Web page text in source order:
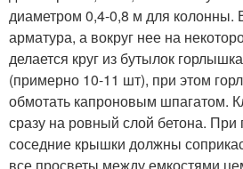
диаметром 0,4-0,8 м для колонны.
арматура, а вокруг нее на
делается круг из бутылок
(примерно 10-11 шт), при этом
обмотать капроновым шпагатом.
сразу на ровный слой бетона. При
соседние крышки должны
все просветы между емкостями